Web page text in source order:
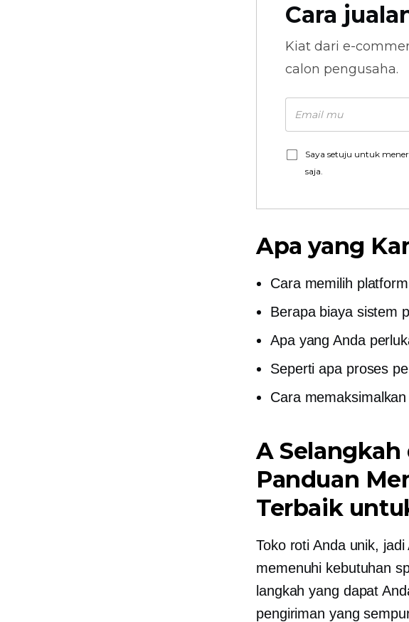
Cara
Kiat dari e-
calon pengusaha.
Saya setuju untuk
saja.
Apa yang
Cara memilih
Berapa biaya sistem
Apa yang Anda
Seperti apa proses
Cara
A
Panduan
Terbaik
Toko roti Anda unik,
memenuhi kebutuhan
langkah yang dapat
pengiriman yang